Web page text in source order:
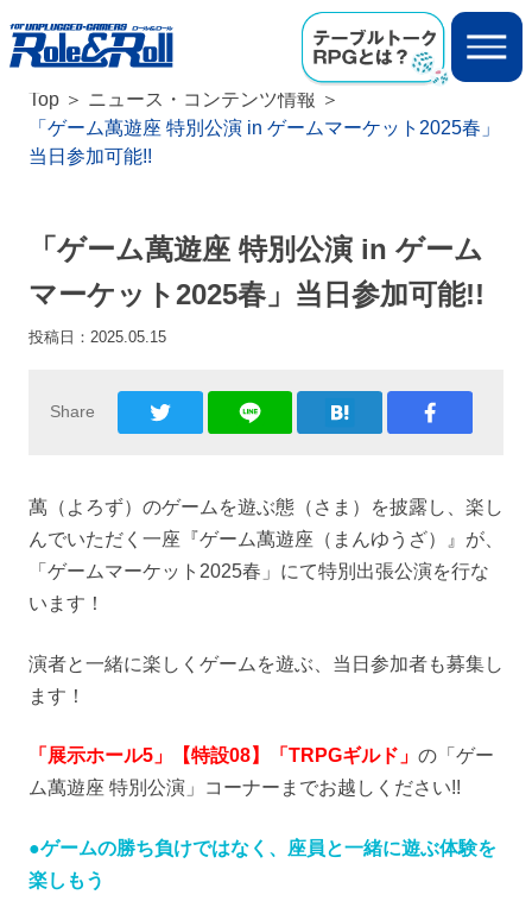
Top
ニュース・コンテンツ情報
「ゲーム萬遊座 特別公演 in ゲームマーケット2025春」
当日参加可能!!
「ゲーム萬遊座 特別公演 in ゲーム
マーケット2025春」当日参加可能!!
投稿日： 2025.05.15
Share
萬（よろず）のゲームを遊ぶ態（さま）を披露し、楽し
んでいただく一座『ゲーム萬遊座（まんゆうざ）』が、
「ゲームマーケット2025春」にて特別出張公演を行な
います！
演者と一緒に楽しくゲームを遊ぶ、当日参加者も募集し
ます！
「展示ホール5」【特設08】「TRPGギルド」 の「ゲー
ム萬遊座 特別公演」コーナーまでお越しください!!
●ゲームの勝ち負けではなく、座員と一緒に遊ぶ体験を
楽しもう